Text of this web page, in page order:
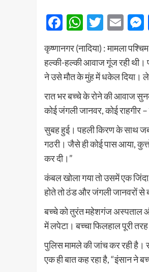
Facebook
कृष्णानगर (नादिया) : मामला
हल्की-हल्की आवाज गूंज रही थी।
ने उसे मौत के मुंह में धकेल दिया।
रात भर बच्चे के रोने की आवाज
कोई जंगली जानवर, कोई राहगीर
सुबह हुई। पहली किरण के साथ जब
गठरी। जैसे ही कोई पास आया,
कर दी।”
कंबल खोला गया तो उसमें एक
होते तो ठंड और जंगली जानवरों से
बच्चे को तुरंत महेशगंज अस्पताल
में लपेटा। बच्चा फिलहाल पूरी
पुलिस मामले की जांच कर रही है।
एक ही बात कह रहा है, “इंसान ने